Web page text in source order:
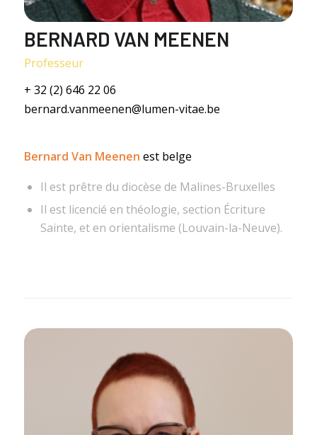
BERNARD VAN MEENEN
Professeur
+ 32 (2) 646 22 06
bernard.vanmeenen@lumen-vitae.be
Bernard Van Meenen est belge
Il est prêtre du diocèse de Malines-Bruxelles
Il est licencié en théologie, section Écriture
Sainte, et en orientalisme (Louvain-la-Neuve).